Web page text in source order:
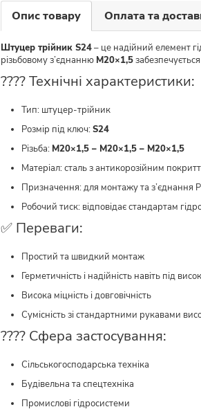
Опис товару Оплата та
Штуцер трійник S24– це надійний елемент
різьбовому з’єднанню М20×1,5
???? Технічні характеристики:
Тип: штуцер-трійник
Розмір під ключ:S24
Різьба: М20×1,5 – М20×1,5 – М20×1,5
Матеріал: сталь з антикорозійним
Призначення: для монтажу та з’єднання
Робочий тиск: відповідає стандартам
✅ Переваги:
Простий та швидкий монтаж
Герметичність і надійність навіть під
Висока міцність і довговічність
Сумісність зі стандартними рукавами
???? Сфера застосування:
Сільськогосподарська техніка
Будівельна та спецтехніка
Промислові гідросистеми